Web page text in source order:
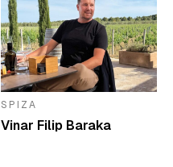
SPIZA
Vinar Filip Baraka